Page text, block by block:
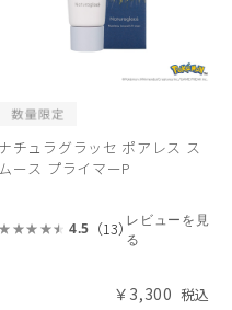
ナチュラグラッセ ポアレス ス
ムース プライマーP
4.5 （13） レビューを見
る
￥3,300